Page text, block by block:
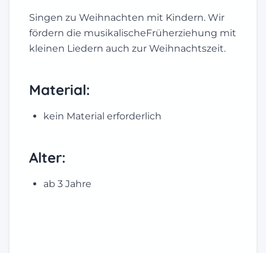
Singen zu Weihnachten mit Kindern. Wir
fördern die musikalischeFrüherziehung mit
kleinen Liedern auch zur Weihnachtszeit.
Material:
kein Material erforderlich
Alter:
ab 3 Jahre